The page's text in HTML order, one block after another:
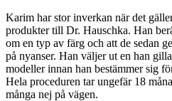
Karim har stor inverkan när det
produkter till Dr. Hauschka. Han
om en typ av färg och att de sedan
på nyanser. Han väljer ut en han
modeller innan han bestämmer sig
Hela proceduren tar ungefär 18
många nej på vägen.